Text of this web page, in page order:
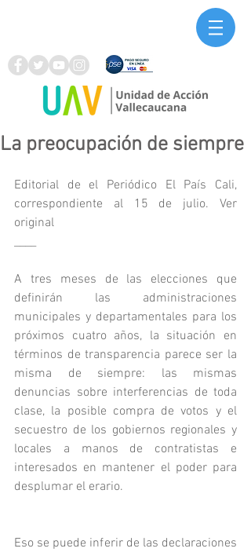
La preocupación de siempre
Editorial de el Periódico El País Cali,
correspondiente al 15 de julio. Ver
original
____
A tres meses de las elecciones que
definirán las administraciones
municipales y departamentales para los
próximos cuatro años, la situación en
términos de transparencia parece ser la
misma de siempre: las mismas
denuncias sobre interferencias de toda
clase, la posible compra de votos y el
secuestro de los gobiernos regionales y
locales a manos de contratistas e
interesados en mantener el poder para
desplumar el erario.
Eso se puede inferir de las declaraciones